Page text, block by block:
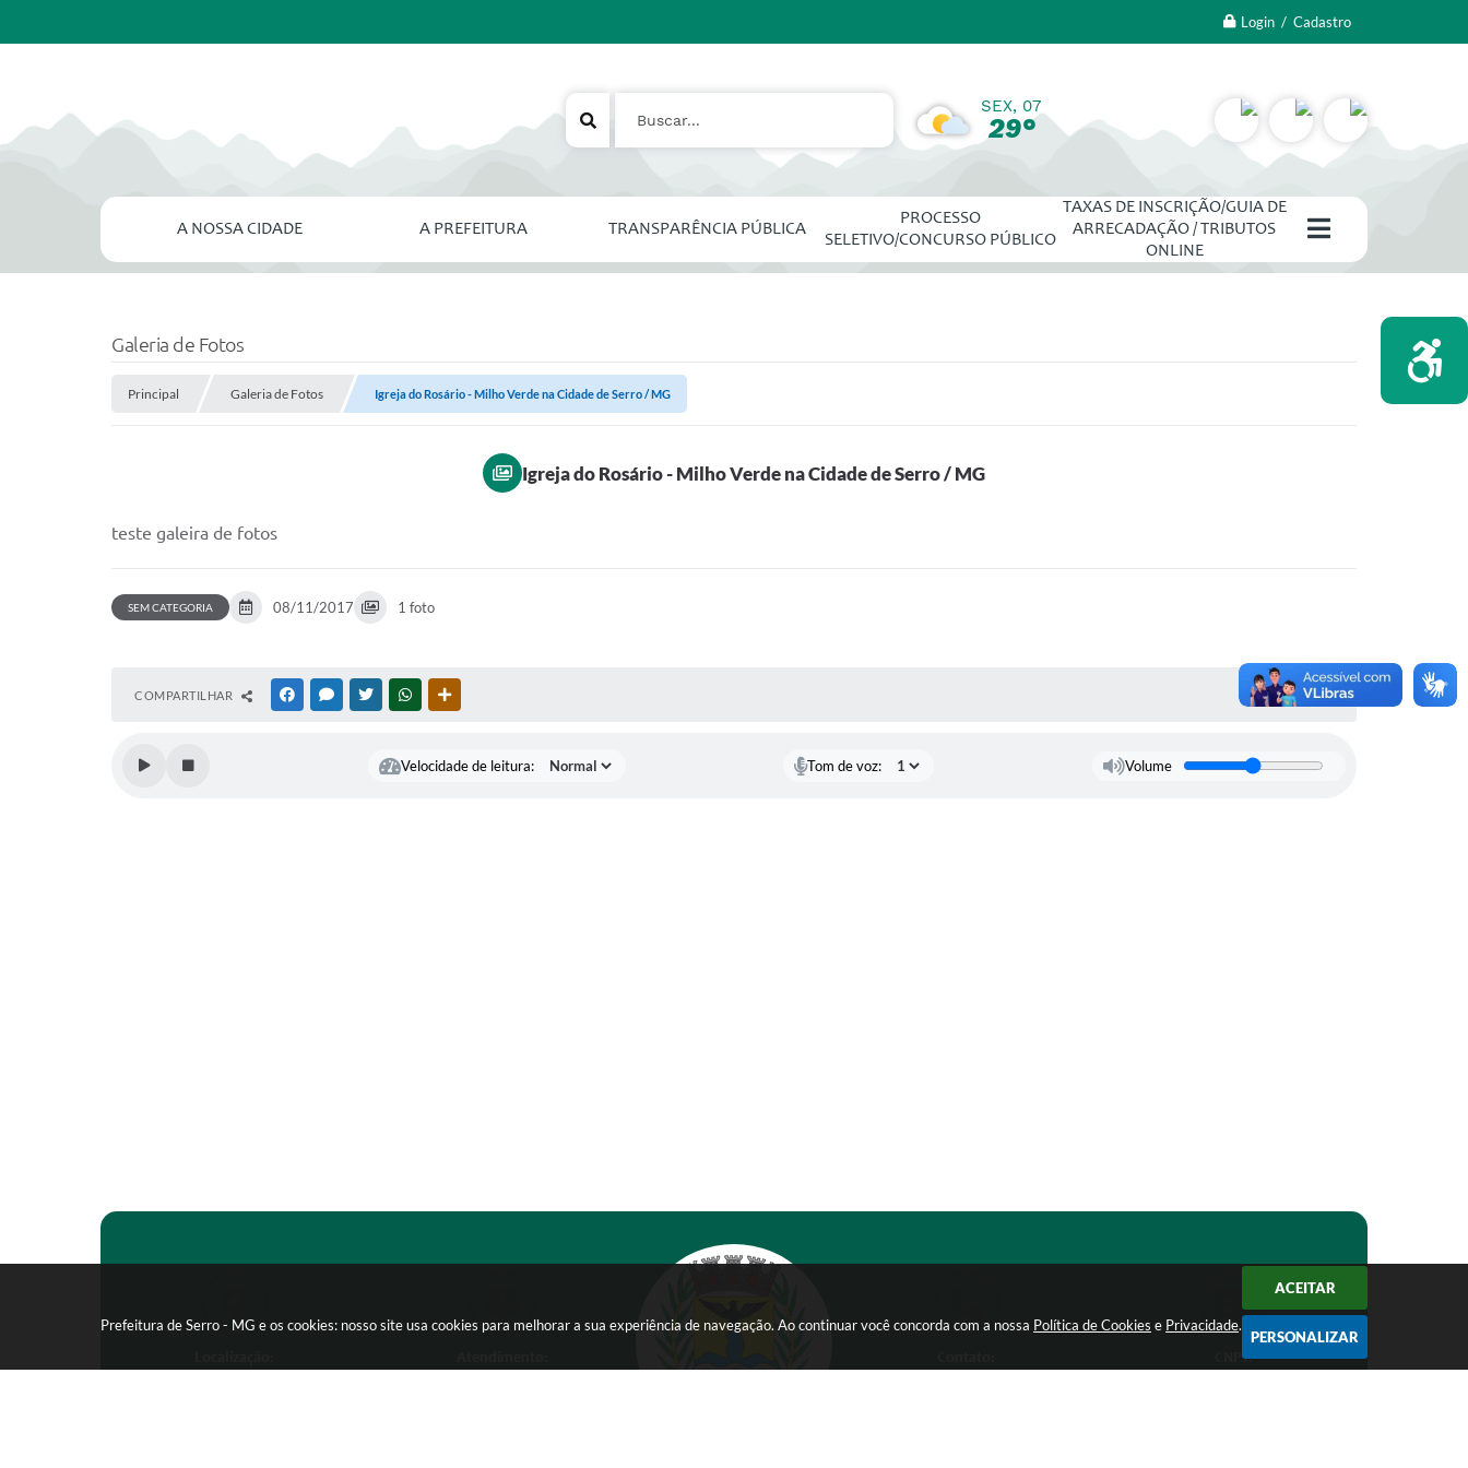
Prefeitura de Serro - MG e os cookies: nosso site usa cookies para melhorar a sua experiência de navegação. Ao continuar você concorda com a nossa Política de Cookies e Privacidade.
ACEITAR
PERSONALIZAR
Login / Cadastro
SEX, 07
29°
A NOSSA CIDADE A PREFEITURA TRANSPARÊNCIA PÚBLICA
PROCESSO
SELETIVO/CONCURSO PÚBLICO
TAXAS DE INSCRIÇÃO/GUIA DE
ARRECADAÇÃO / TRIBUTOS
ONLINE
Galeria de Fotos
Principal Galeria de Fotos Igreja do Rosário - Milho Verde na Cidade de Serro / MG
Igreja do Rosário - Milho Verde na Cidade de Serro / MG
teste galeira de fotos
SEM CATEGORIA 08/11/2017 1 foto
COMPARTILHAR FACEBOOKMESSENGER
TWITTERWHATSAPP
Velocidade de leitura: Tom de voz: Volume
CNPJ: